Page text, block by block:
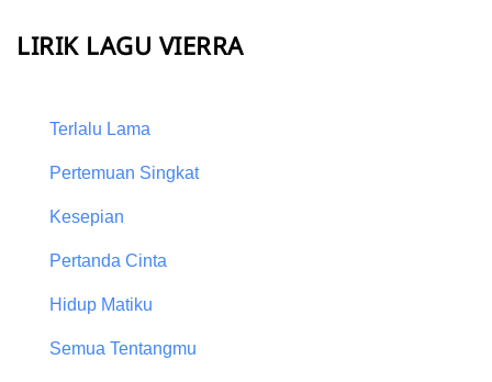
LIRIK LAGU VIERRA
Terlalu Lama
Pertemuan Singkat
Kesepian
Pertanda Cinta
Hidup Matiku
Semua Tentangmu